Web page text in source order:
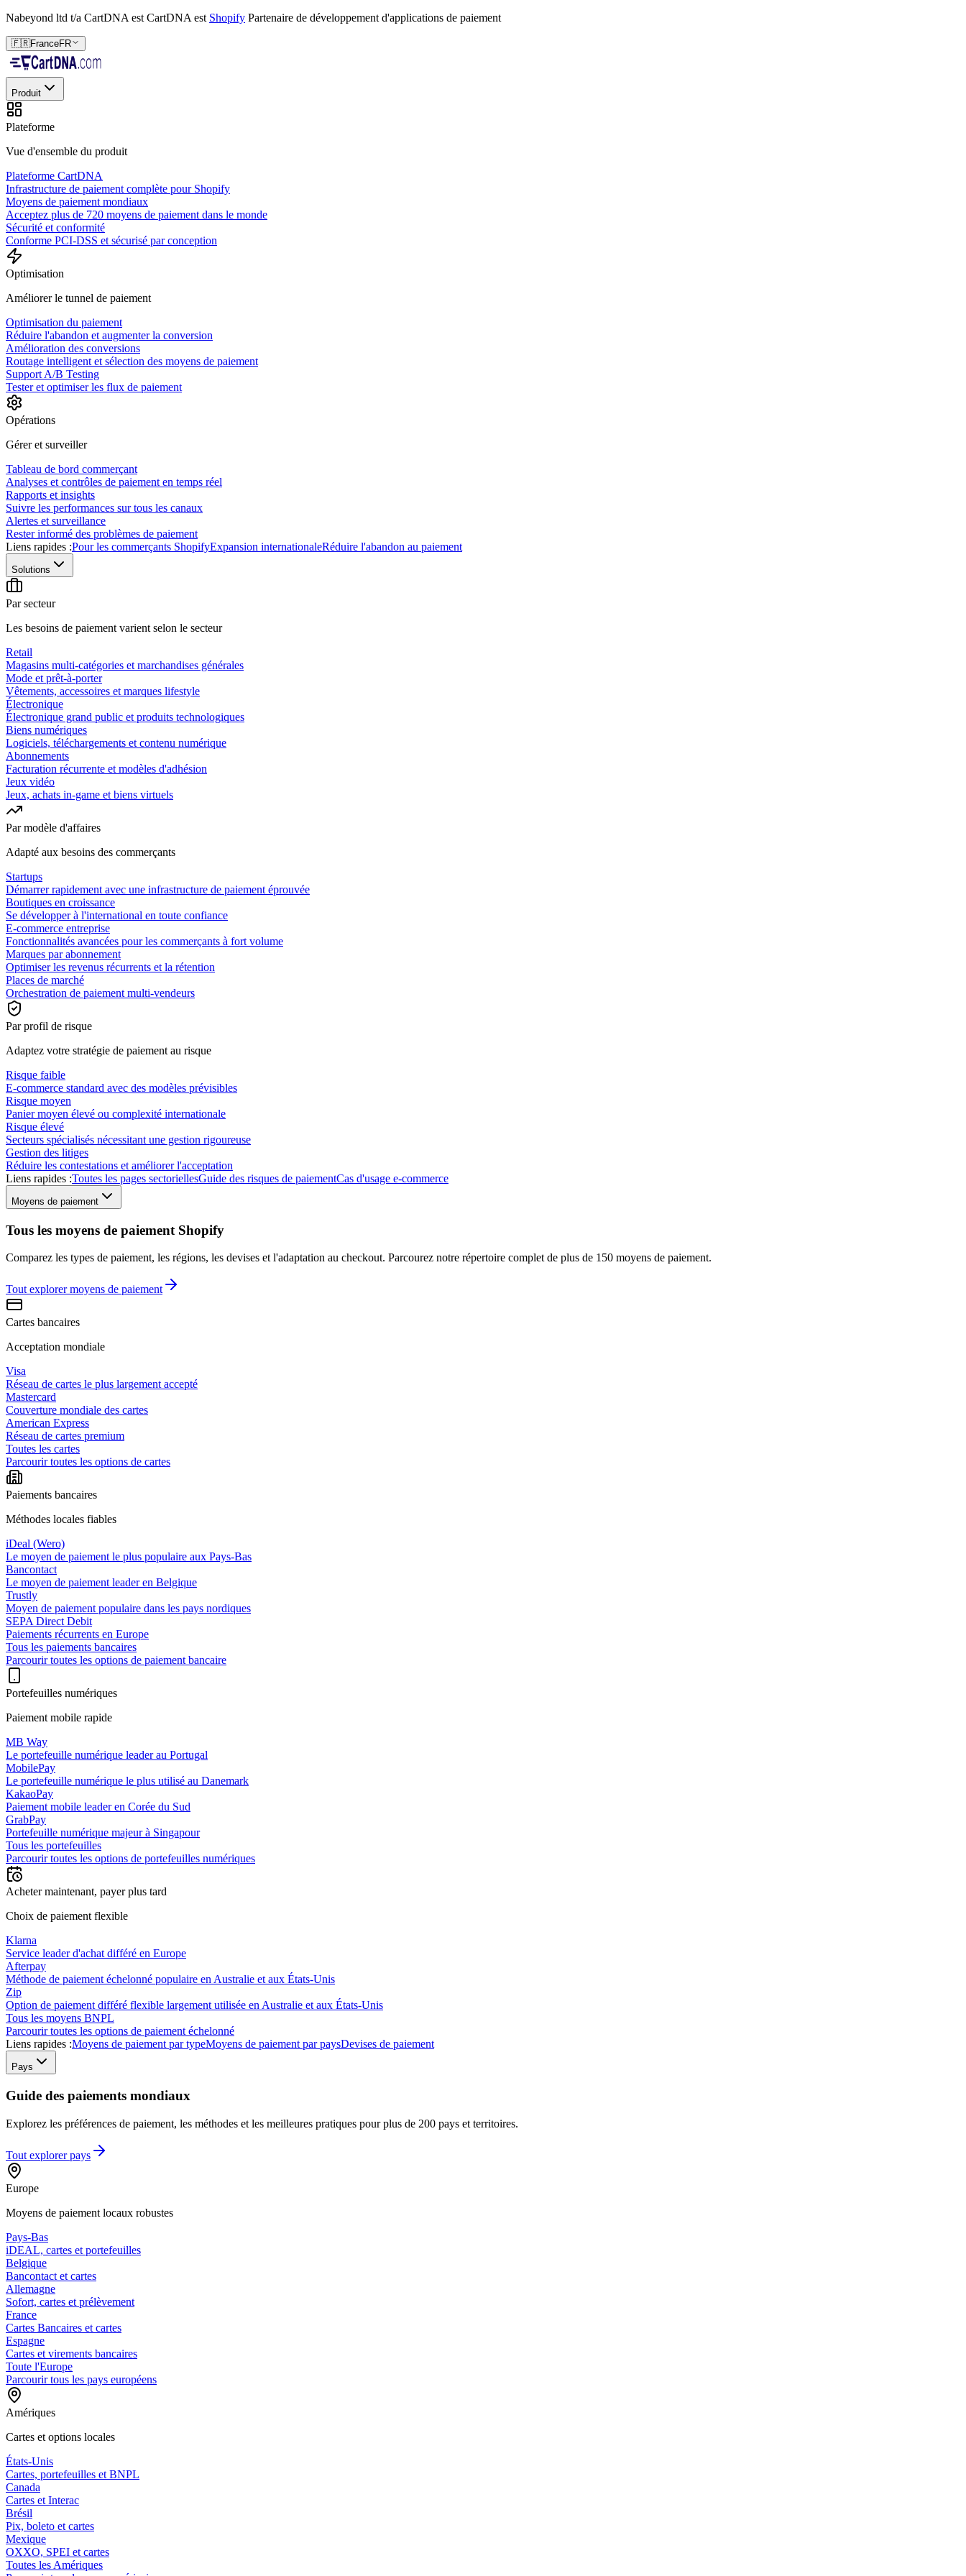
Nabeyond ltd t/a CartDNA est CartDNA est Shopify Partenaire de développement d'applications de paiement
🇫🇷FranceFR
Produit
Plateforme
Vue d'ensemble du produit
Plateforme CartDNA
Infrastructure de paiement complète pour Shopify
Moyens de paiement mondiaux
Acceptez plus de 720 moyens de paiement dans le monde
Sécurité et conformité
Conforme PCI-DSS et sécurisé par conception
Optimisation
Améliorer le tunnel de paiement
Optimisation du paiement
Réduire l'abandon et augmenter la conversion
Amélioration des conversions
Routage intelligent et sélection des moyens de paiement
Support A/B Testing
Tester et optimiser les flux de paiement
Opérations
Gérer et surveiller
Tableau de bord commerçant
Analyses et contrôles de paiement en temps réel
Rapports et insights
Suivre les performances sur tous les canaux
Alertes et surveillance
Rester informé des problèmes de paiement
Liens rapides :Pour les commerçants ShopifyExpansion internationaleRéduire l'abandon au paiement
Solutions
Par secteur
Les besoins de paiement varient selon le secteur
Retail
Magasins multi-catégories et marchandises générales
Mode et prêt-à-porter
Vêtements, accessoires et marques lifestyle
Électronique
Électronique grand public et produits technologiques
Biens numériques
Logiciels, téléchargements et contenu numérique
Abonnements
Facturation récurrente et modèles d'adhésion
Jeux vidéo
Jeux, achats in-game et biens virtuels
Par modèle d'affaires
Adapté aux besoins des commerçants
Startups
Démarrer rapidement avec une infrastructure de paiement éprouvée
Boutiques en croissance
Se développer à l'international en toute confiance
E-commerce entreprise
Fonctionnalités avancées pour les commerçants à fort volume
Marques par abonnement
Optimiser les revenus récurrents et la rétention
Places de marché
Orchestration de paiement multi-vendeurs
Par profil de risque
Adaptez votre stratégie de paiement au risque
Risque faible
E-commerce standard avec des modèles prévisibles
Risque moyen
Panier moyen élevé ou complexité internationale
Risque élevé
Secteurs spécialisés nécessitant une gestion rigoureuse
Gestion des litiges
Réduire les contestations et améliorer l'acceptation
Liens rapides :Toutes les pages sectoriellesGuide des risques de paiementCas d'usage e-commerce
Moyens de paiement
Tous les moyens de paiement Shopify
Comparez les types de paiement, les régions, les devises et l'adaptation au checkout. Parcourez notre répertoire complet de plus de 150 moyens de paiement.
Tout explorer moyens de paiement
Cartes bancaires
Acceptation mondiale
Visa
Réseau de cartes le plus largement accepté
Mastercard
Couverture mondiale des cartes
American Express
Réseau de cartes premium
Toutes les cartes
Parcourir toutes les options de cartes
Paiements bancaires
Méthodes locales fiables
iDeal (Wero)
Le moyen de paiement le plus populaire aux Pays-Bas
Bancontact
Le moyen de paiement leader en Belgique
Trustly
Moyen de paiement populaire dans les pays nordiques
SEPA Direct Debit
Paiements récurrents en Europe
Tous les paiements bancaires
Parcourir toutes les options de paiement bancaire
Portefeuilles numériques
Paiement mobile rapide
MB Way
Le portefeuille numérique leader au Portugal
MobilePay
Le portefeuille numérique le plus utilisé au Danemark
KakaoPay
Paiement mobile leader en Corée du Sud
GrabPay
Portefeuille numérique majeur à Singapour
Tous les portefeuilles
Parcourir toutes les options de portefeuilles numériques
Acheter maintenant, payer plus tard
Choix de paiement flexible
Klarna
Service leader d'achat différé en Europe
Afterpay
Méthode de paiement échelonné populaire en Australie et aux États-Unis
Zip
Option de paiement différé flexible largement utilisée en Australie et aux États-Unis
Tous les moyens BNPL
Parcourir toutes les options de paiement échelonné
Liens rapides :Moyens de paiement par typeMoyens de paiement par paysDevises de paiement
Pays
Guide des paiements mondiaux
Explorez les préférences de paiement, les méthodes et les meilleures pratiques pour plus de 200 pays et territoires.
Tout explorer pays
Europe
Moyens de paiement locaux robustes
Pays-Bas
iDEAL, cartes et portefeuilles
Belgique
Bancontact et cartes
Allemagne
Sofort, cartes et prélèvement
France
Cartes Bancaires et cartes
Espagne
Cartes et virements bancaires
Toute l'Europe
Parcourir tous les pays européens
Amériques
Cartes et options locales
États-Unis
Cartes, portefeuilles et BNPL
Canada
Cartes et Interac
Brésil
Pix, boleto et cartes
Mexique
OXXO, SPEI et cartes
Toutes les Amériques